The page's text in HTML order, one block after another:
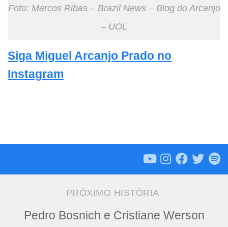
Foto: Marcos Ribas – Brazil News – Blog do Arcanjo
– UOL
Siga Miguel Arcanjo Prado no
Instagram
PRÓXIMO HISTÓRIA
Pedro Bosnich e Cristiane Werson